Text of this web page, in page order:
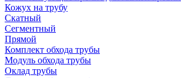
Кожух на трубу
Скатный
Сегментный
Прямой
Комплект обхода трубы
Модуль обхода трубы
Оклад трубы